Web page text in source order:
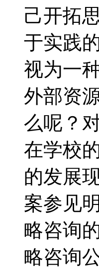
己开拓
于实践
视为一
外部资
么呢？
在学校
的发展
案参见
略咨询
略咨询